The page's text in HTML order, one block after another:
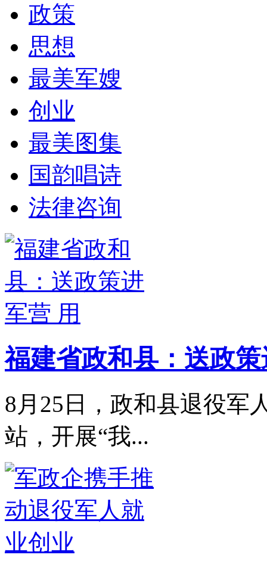
政策
思想
最美军嫂
创业
最美图集
国韵唱诗
法律咨询
福建省政和县：送政
8月25日，政和县退役军
站，开展“我...